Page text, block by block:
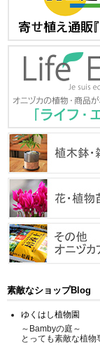
素敵なショップBlog
ゆくはし植物園
～Bambyの庭～
とっても素敵な植物